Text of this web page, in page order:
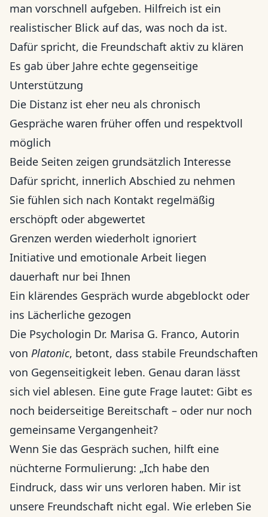
man vorschnell aufgeben. Hilfreich ist ein
realistischer Blick auf das, was noch da ist.
Dafür spricht, die Freundschaft aktiv zu klären
Es gab über Jahre echte gegenseitige
Unterstützung
Die Distanz ist eher neu als chronisch
Gespräche waren früher offen und respektvoll
möglich
Beide Seiten zeigen grundsätzlich Interesse
Dafür spricht, innerlich Abschied zu nehmen
Sie fühlen sich nach Kontakt regelmäßig
erschöpft oder abgewertet
Grenzen werden wiederholt ignoriert
Initiative und emotionale Arbeit liegen
dauerhaft nur bei Ihnen
Ein klärendes Gespräch wurde abgeblockt oder
ins Lächerliche gezogen
Die Psychologin Dr. Marisa G. Franco, Autorin
von Platonic, betont, dass stabile Freundschaften
von Gegenseitigkeit leben. Genau daran lässt
sich viel ablesen. Eine gute Frage lautet: Gibt es
noch beiderseitige Bereitschaft – oder nur noch
gemeinsame Vergangenheit?
Wenn Sie das Gespräch suchen, hilft eine
nüchterne Formulierung: „Ich habe den
Eindruck, dass wir uns verloren haben. Mir ist
unsere Freundschaft nicht egal. Wie erleben Sie